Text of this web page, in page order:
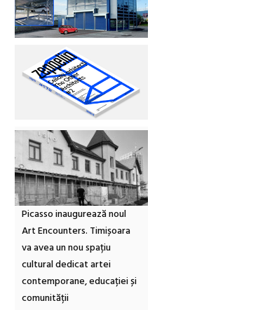
Picasso inaugurează noul
Art Encounters. Timișoara
va avea un nou spațiu
cultural dedicat artei
contemporane, educației și
comunității